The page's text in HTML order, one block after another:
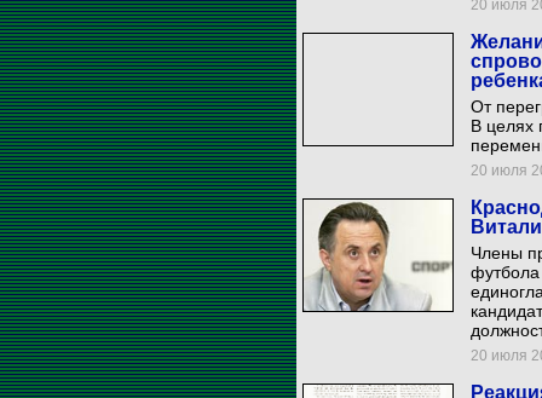
20 июля
От
В целях
20 июля
Члены
20 июля